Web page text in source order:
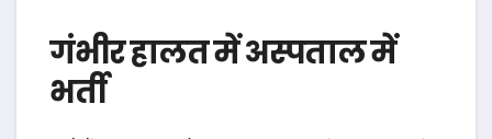
गंभीर हालत में अस्पताल में
भर्ती